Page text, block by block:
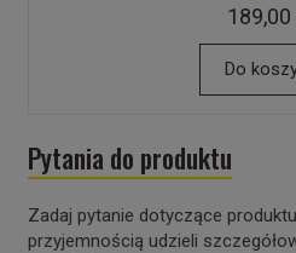
189,00
Do
Pytania do produktu
Zadaj pytanie dotyczące
przyjemnością udzieli